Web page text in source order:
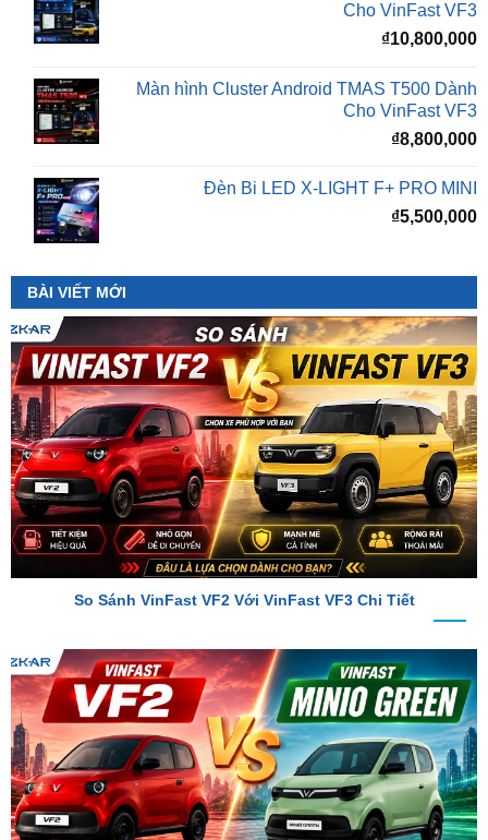
Màn hình Cluster Android TMAS T500 Dành
₫8,800,000
Đèn Bi LED X-LIGHT F+ PRO MINI
BÀI VIẾT MỚI
So Sánh VinFast VF2 Với VinFast VF3 Chi Tiết